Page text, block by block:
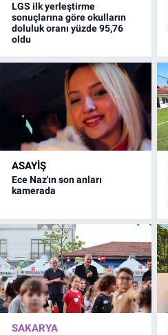
LGS ilk yerleştirme
sonuçlarına göre okulların
doluluk oranı yüzde 95,76
oldu
ASAYİŞ
Ece Naz'ın son anları
kamerada
SAKARYA